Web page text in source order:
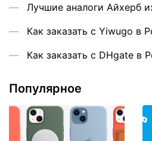
Лучшие аналоги Айхерб
Как заказать с Yiwugo в
Как заказать с DHgate в
Популярное